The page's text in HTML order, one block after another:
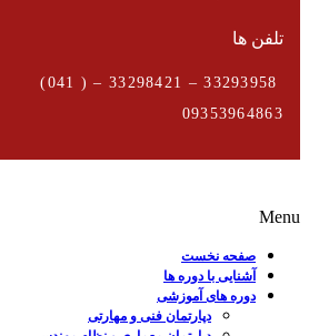
تلفن ها
09353964863
Menu
صفحه نخست
آشنایی با دوره ها
دوره های آموزشی
دپارتمان فنی و مهارتی